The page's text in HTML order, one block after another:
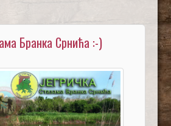
Бранка Срнића :-)